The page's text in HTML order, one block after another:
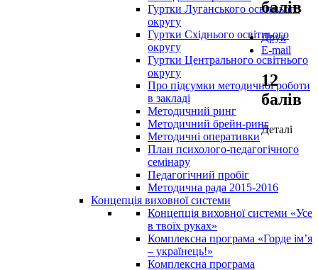
Гуртки Луганського освітнього
округу
Гуртки Східнього освітнього
округу
Гуртки Центрального освітнього
округу
Про підсумки методичної роботи
в закладі
Методичний ринг
Методичний брейн-ринг
Методичні оперативки
План психолого-педагогічного
семінару
Педагогічний пробіг
Методична рада 2015-2016
Концепція виховної системи
Концепція виховної системи «Усе
в твоїх руках»
Комплексна програма «Горде ім’я
– українець!»
Комплексна програма
балів
Друк
E-mail
12
балів
Деталі